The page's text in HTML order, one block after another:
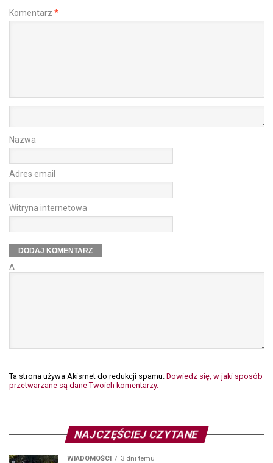
Komentarz *
Nazwa
Adres email
Witryna internetowa
Δ
Ta strona używa Akismet do redukcji spamu. Dowiedz się, w jaki sposób
przetwarzane są dane Twoich komentarzy.
NAJCZĘŚCIEJ CZYTANE
WIADOMOŚCI 3 dni temu